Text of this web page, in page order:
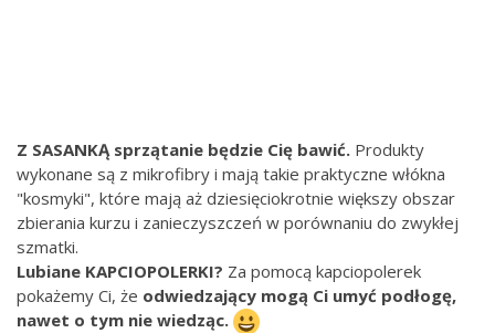
Z SASANKĄ sprzątanie będzie Cię bawić. Produkty
wykonane są z mikrofibry i mają takie praktyczne włókna
"kosmyki", które mają aż dziesięciokrotnie większy obszar
zbierania kurzu i zanieczyszczeń w porównaniu do zwykłej
szmatki.
Lubiane KAPCIOPOLERKI? Za pomocą kapciopolerek
pokażemy Ci, że odwiedzający mogą Ci umyć podłogę,
nawet o tym nie wiedząc.